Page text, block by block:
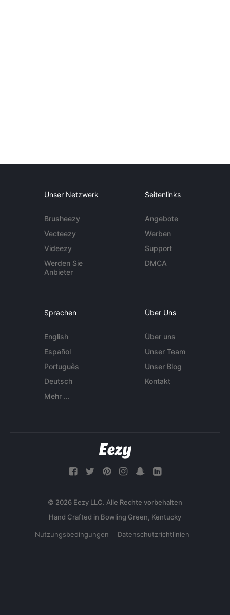
Unser Netzwerk
Brusheezy
Vecteezy
Videezy
Werden Sie
Anbieter
Seitenlinks
Angebote
Werben
Support
DMCA
Sprachen
English
Español
Português
Deutsch
Mehr ...
Über Uns
Über uns
Unser Team
Unser Blog
Kontakt
© 2026 Eezy LLC. Alle Rechte vorbehalten
Nutzungsbedingungen Datenschutzrichtlinien